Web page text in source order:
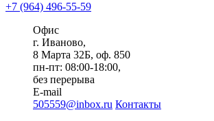
+7 (964) 496-55-59
Офис
г. Иваново,
8 Марта 32Б, оф. 850
пн-пт: 08:00-18:00,
без перерыва
E-mail
505559@inbox.ru Контакты